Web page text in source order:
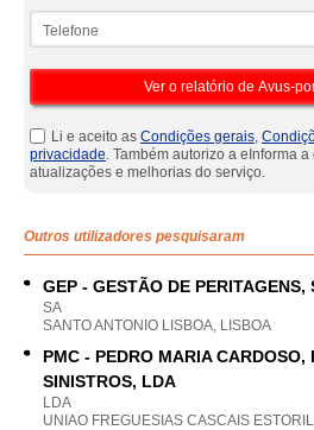
Li e aceito as Condições gerais,
privacidade. Também autorizo a eInforma
atualizações e melhorias do serviço.
Outros utilizadores pesquisaram
GEP - GESTÃO DE PERITAGENS,
SA
SANTO ANTONIO LISBOA, LISBOA
PMC - PEDRO MARIA
SINISTROS, LDA
LDA
UNIAO FREGUESIAS CASCAIS